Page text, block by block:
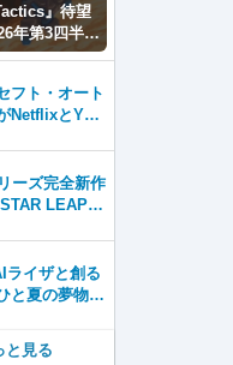
』待望
年第3四半期
フト・オート
NetflixとYou
ーズ完全新作
LEAP』
ライザと創る
と夏の夢物
にない新鮮な
と見る